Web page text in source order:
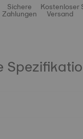
Sichere
Zahlungen
Kostenloser
Versand